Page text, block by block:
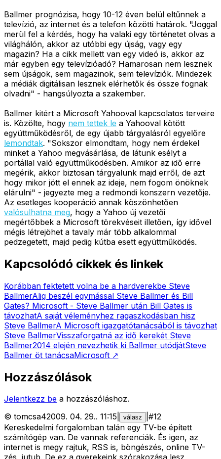
Ballmer prognózisa, hogy 10-12 éven belül eltűnnek a
televízió, az internet és a telefon közötti határok. "Joggal
merül fel a kérdés, hogy ha valaki egy történetet olvas a
világhálón, akkor az utóbbi egy újság, vagy egy
magazin? Ha a cikk mellett van egy videó is, akkor az
már egyben egy televízióadó? Hamarosan nem lesznek
sem újságok, sem magazinok, sem televíziók. Mindezek
a médiák digitálisan lesznek elérhetők és össze fognak
olvadni" - hangsúlyozta a szakember.
Ballmer kitért a Microsoft Yahooval kapcsolatos terveire
is. Közölte, hogy nem tettek le a Yahooval kötött
együttműködésről, de egy újabb tárgyalásról egyelőre
lemondtak. "Sokszor elmondtam, hogy nem érdekel
minket a Yahoo megvásárlása, de látunk esélyt a
portállal való együttműködésben. Amikor az idő erre
megérik, akkor biztosan tárgyalunk majd erről, de azt
hogy mikor jött el ennek az ideje, nem fogom önöknek
elárulni" - jegyezte meg a redmondi konszern vezetője.
Az esetleges kooperáció annak köszönhetően
valósulhatna meg, hogy a Yahoo új vezetői
megértőbbek a Microsoft törekvéseit illetően, így idővel
mégis létrejöhet a tavaly már több alkalommal
pedzegetett, majd pedig kútba esett együttműködés.
Kapcsolódó cikkek és linkek
Korábban fektetett volna be a hardverekbe Steve
BallmerAlig beszél egymással Steve Ballmer és Bill
Gates? Microsoft - Steve Ballmer után Bill Gates is
távozhatA saját véleményhez ragaszkodásban hisz
Steve BallmerA Microsoft igazgatótanácsából is távozhat
Steve BallmerVisszaforgatná az idő kerekét Steve
Ballmer2014 elején nevezhetik ki Ballmer utódjátSteve
Ballmer öt tanácsaMicrosoft ↗
Hozzászólások
Jelentkezz be a hozzászóláshoz.
© tomcsa42009. 04. 29.. 11:15 válasz #12
Kereskedelmi forgalomban talán egy TV-be épített
számítógép van. De vannak referenciák. És igen, az
internet is megy rajtuk, RSS is, böngészés, online TV-